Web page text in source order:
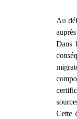
Au
Dans
Cette